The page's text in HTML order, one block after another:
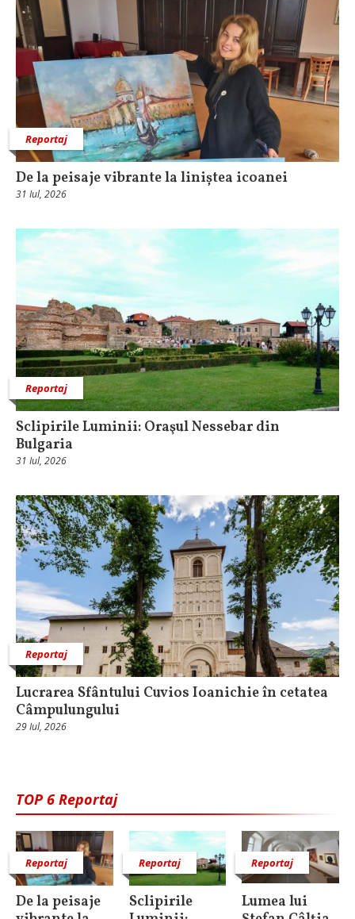
Reportaj
De la peisaje vibrante la liniștea icoanei
31 Iul, 2026
Reportaj
Sclipirile Luminii: Oraşul Nessebar din
Bulgaria
31 Iul, 2026
Reportaj
Lucrarea Sfântului Cuvios Ioanichie în cetatea
Câmpulungului
29 Iul, 2026
TOP 6 Reportaj
Reportaj
De la peisaje
Reportaj
Sclipirile
Reportaj
Lumea lui